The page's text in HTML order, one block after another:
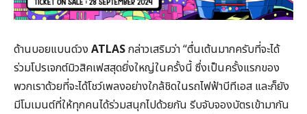
ด้านบอยแบนด์วง ATLASกล่าวเสริมว่า “ตื่นเต้นมากครับที่จะได้
ร่วมโปรเจกต์มิวสิคเฟสสุดยิ่งใหญ่ในครั้งนี้ ซึ่งเป็นครั้งแรกของ
พวกเราด้วยที่จะได้โชว์เพลงอย่างใกล้ชิดในรถไฟฟ้าบีทีเอส และก็ยัง
มีโมเมนต์ที่ให้ทุกคนได้ร่วมสนุกไปด้วยกัน รีบจับจองบัตรเข้ามากัน